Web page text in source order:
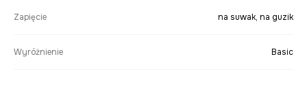
Zapięcie na suwak, na guzik
Wyróżnienie Basic